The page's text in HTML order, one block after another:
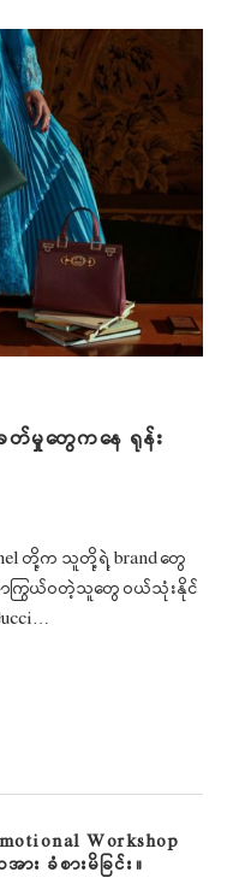
တ်မှုတွေကနေ ရုန်း
တို့က သူတို့ရဲ့ brand တွေ
သာကြွယ်ဝတဲ့သူတွေ ဝယ်သုံးနိုင်
Workshop
ခံစားမိခြင်း။